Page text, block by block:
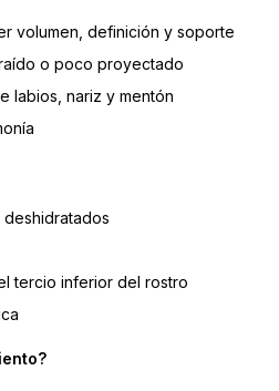
volumen, definición y soporte
o poco proyectado
labios, nariz y mentón
tercio inferior del rostro